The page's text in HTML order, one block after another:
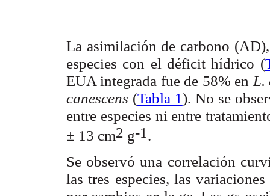
La asimilación de carbono (AD
especies con el déficit hídrico (
EUA integrada fue de 58% en L.
canescens (Tabla 1). No se
entre especies ni entre
± 13 cm2 g-1 .
Se observó una correlación
las tres especies, las